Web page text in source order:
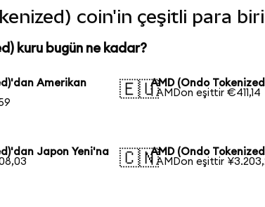
coin'in çeşitli para
kuru bugün ne kadar?
Amerikan
🇪🇺AMD (Ondo
1 AMDon eşittir €411,14
Japon Yeni'na
🇨🇳AMD (Ondo
1 AMDon eşittir